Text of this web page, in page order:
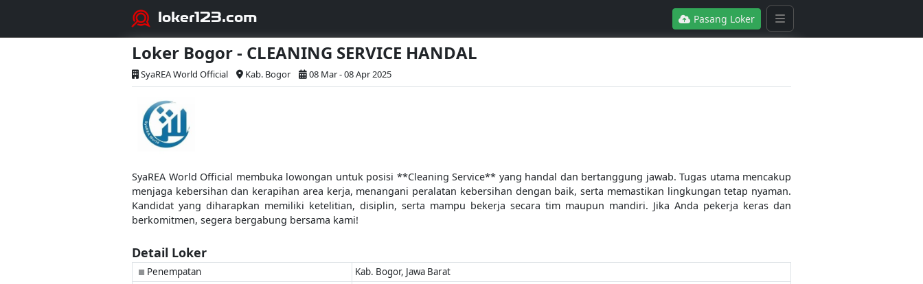
loker123.com Pasang Loker
Loker Bogor - CLEANING SERVICE HANDAL
SyaREA World Official Kab. Bogor 08 Mar - 08 Apr 2025
SyaREA World Official membuka lowongan untuk posisi **Cleaning Service** yang handal dan bertanggung jawab. Tugas utama mencakup
menjaga kebersihan dan kerapihan area kerja, menangani peralatan kebersihan dengan baik, serta memastikan lingkungan tetap nyaman.
Kandidat yang diharapkan memiliki ketelitian, disiplin, serta mampu bekerja secara tim maupun mandiri. Jika Anda pekerja keras dan
berkomitmen, segera bergabung bersama kami!
Detail Loker
■ Penempatan Kab. Bogor, Jawa Barat